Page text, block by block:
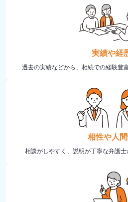
実績や経
過去の実績などから、相続での経験豊
相性や人
相談がしやすく、説明が丁寧な弁護士